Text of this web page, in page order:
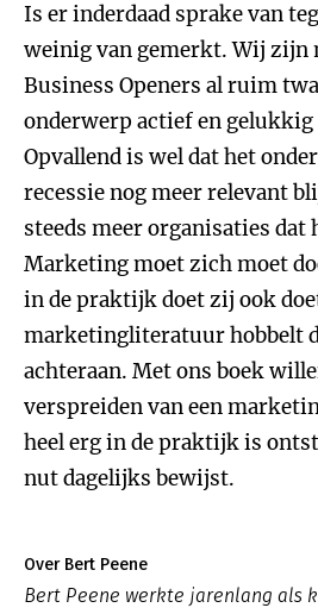
Is er inderdaad sprake van
weinig van gemerkt. Wij zijn
Business Openers al ruim
onderwerp actief en gelukkig
Opvallend is wel dat het
recessie nog meer relevant
steeds meer organisaties dat
Marketing moet zich moet
in de praktijk doet zij ook
marketingliteratuur hobbelt
achteraan. Met ons boek
verspreiden van een
heel erg in de praktijk is
nut dagelijks bewijst.
Over Bert Peene
Bert Peene werkte jarenlang als